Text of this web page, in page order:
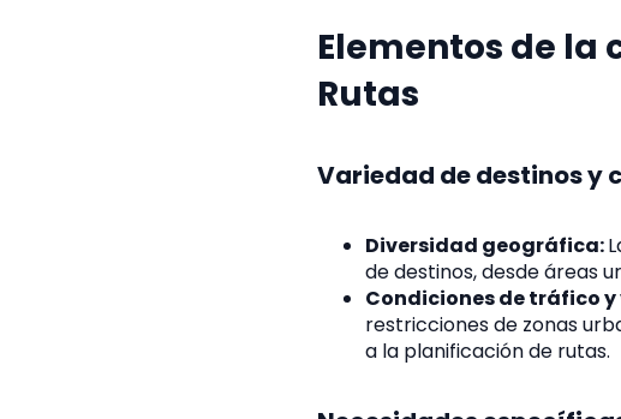
Elementos de la
Rutas
Variedad de destinos y
Diversidad geográfica:
de destinos, desde áreas
Condiciones de tráfico y
restricciones de zonas
a la planificación de rutas.